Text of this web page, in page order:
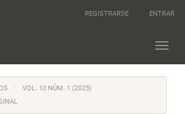
REGISTRARSE ENTRAR
VOL. 10 NÚM. 1 (2023)